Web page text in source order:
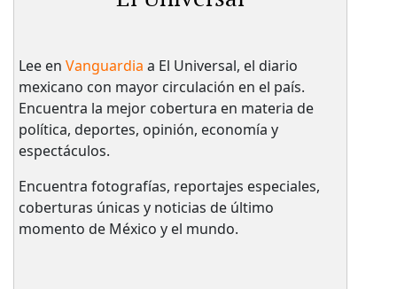
Lee en Vanguardia a El Universal, el diario
mexicano con mayor circulación en el país.​
Encuentra la mejor cobertura en materia de
política, deportes, opinión, economía y
espectáculos.
Encuentra fotografías, reportajes especiales,
coberturas únicas y noticias de último
momento de México y el mundo.